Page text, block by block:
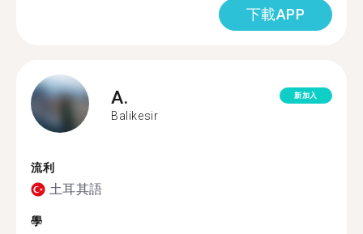
下載APP
A.
Balikesir
新加入
流利
土耳其語
學